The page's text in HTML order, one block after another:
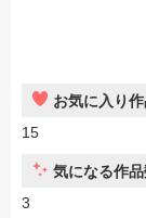
お気に入り
15
気になる作
3